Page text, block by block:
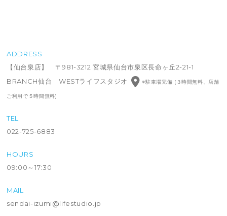
ADDRESS
【仙台泉店】 〒981-3212 宮城県仙台市泉区長命ヶ丘2-21-1
BRANCH仙台 WESTライフスタジオ
※駐車場完備 (３時間無料、店舗
ご利用で５時間無料)
TEL
022-725-6883
HOURS
09:00～17:30
MAIL
sendai-izumi@lifestudio.jp